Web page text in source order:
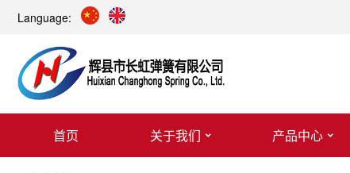
Language:
首页 关于我们 产品中心